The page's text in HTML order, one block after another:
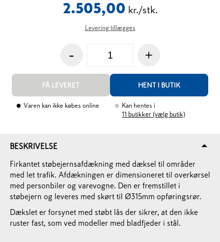
2.505,00 kr./stk.
Levering tillægges
- +
FÅ LEVERET HENT I BUTIK
Varen kan ikke købes online
Kan hentes i
11 butikker (vælg butik)
BESKRIVELSE
Firkantet støbejernsafdækning med dæksel til områder
med let trafik. Afdækningen er dimensioneret til overkørsel
med personbiler og varevogne. Den er fremstillet i
støbejern og leveres med skørt til Ø315mm opføringsrør.
Dækslet er forsynet med støbt lås der sikrer, at den ikke
ruster fast, som ved modeller med bladfjeder i stål.